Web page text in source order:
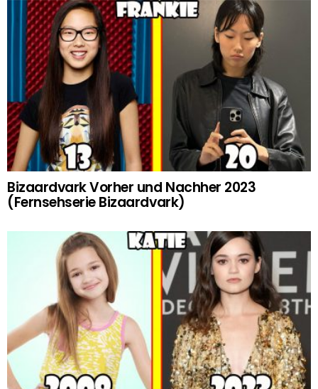
Bizaardvark Vorher und Nachher 2023
(Fernsehserie Bizaardvark)